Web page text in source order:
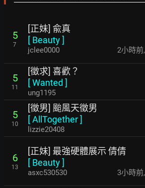
5
7
[正妹] 兪真
[ Beauty]
jclee0000 2小時前,
5
11
[徵求] 喜歡？
[Wanted ]
ung1195
5
10
[徵男] 颱風天徵男
[AllTogether]
lizzie20408
6
13
[正妹] 最強硬體展示 倩倩
[ Beauty]
asxc530530 3小時前,